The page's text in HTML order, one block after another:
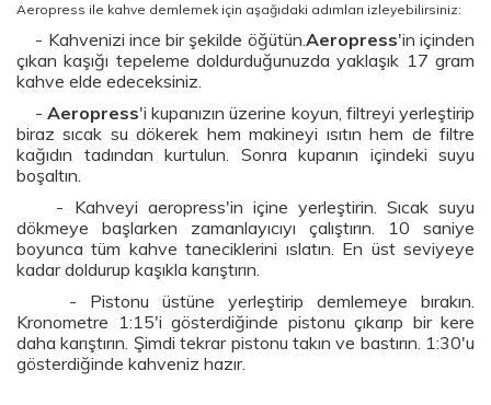
Aeropress ile kahve demlemek için aşağıdaki adımları izleyebilirsiniz:
- Kahvenizi ince bir şekilde öğütün.Aeropress'in içinden
çıkan kaşığı tepeleme doldurduğunuzda yaklaşık 17 gram
kahve elde edeceksiniz.
- Aeropress'i kupanızın üzerine koyun, filtreyi yerleştirip
biraz sıcak su dökerek hem makineyi ısıtın hem de filtre
kağıdın tadından kurtulun. Sonra kupanın içindeki suyu
boşaltın.
- Kahveyi aeropress'in içine yerleştirin. Sıcak suyu
dökmeye başlarken zamanlayıcıyı çalıştırın. 10 saniye
boyunca tüm kahve taneciklerini ıslatın. En üst seviyeye
kadar doldurup kaşıkla karıştırın.
- Pistonu üstüne yerleştirip demlemeye bırakın.
Kronometre 1:15'i gösterdiğinde pistonu çıkarıp bir kere
daha karıştırın. Şimdi tekrar pistonu takın ve bastırın. 1:30'u
gösterdiğinde kahveniz hazır.